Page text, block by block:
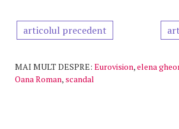
articolul precedent
MAI MULT DESPRE: Eurovision,elena
Oana Roman, scandal